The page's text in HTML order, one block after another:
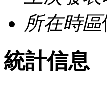
所在時區
統計信息